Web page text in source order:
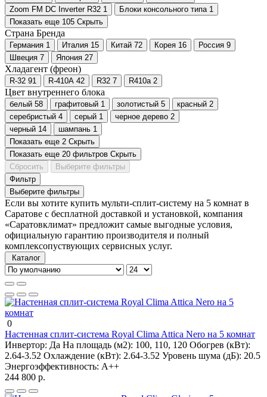
Zoom FM DC Inverter R32 1 Блоки консольного типа 1
Показать еще 105 Скрыть
Страна Бренда
Германия 1 Италия 15 Китай 72 Корея 16 Россия 9
Швеция 7 Япония 27
Хладагент (фреон)
R-32 91 R-410A 42 R32 7 R410a 2
Цвет внутреннего блока
белый 58 графитовый 1 золотистый 5 красный 2
серебристый 4 серый 1 черное дерево 2
черный 14 шампань 1
Показать еще 2 Скрыть
Показать еще 20 фильтров Скрыть
Сбросить
Выберите фильтры
Фильтр
Выберите фильтры
Если вы хотите купить мульти-сплит-систему на 5 комнат в
Саратове с бесплатной доставкой и установкой, компания
«Саратовклимат» предложит самые выгодные условия,
официальную гарантию производителя и полный
комплексопуствующих сервисных услуг.
Каталог
0
Настенная сплит-система Royal Clima Attica Nero на 5 комнат
Инвертор: Да На площадь (м2): 100, 110, 120 Обогрев (кВт):
2.64-3.52 Охлаждение (кВт): 2.64-3.52 Уровень шума (дБ): 20.5
Энергоэффективность: A++
244 800 р.